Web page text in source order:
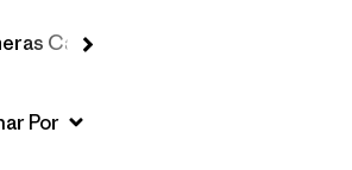
Capas, Calcetines y Ropa